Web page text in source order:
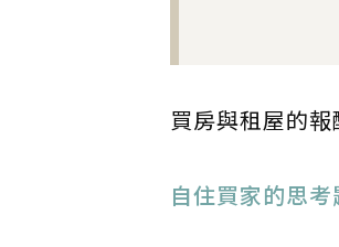
買房與租屋的
自住買家的思考